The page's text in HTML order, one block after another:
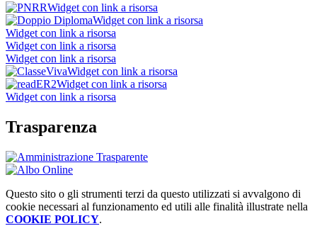
Widget con link a risorsa
Widget con link a risorsa
Widget con link a risorsa
Widget con link a risorsa
Widget con link a risorsa
Widget con link a risorsa
Widget con link a risorsa
Widget con link a risorsa
Trasparenza
Questo sito o gli strumenti terzi da questo utilizzati si avvalgono di
cookie necessari al funzionamento ed utili alle finalità illustrate nella
COOKIE POLICY.